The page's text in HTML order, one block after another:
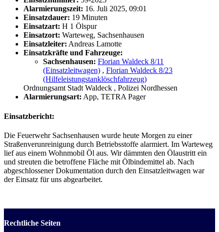
Alarmierungszeit: 16. Juli 2025, 09:01
Einsatzdauer: 19 Minuten
Einsatzart: H 1 Ölspur
Einsatzort: Warteweg, Sachsenhausen
Einsatzleiter: Andreas Lamotte
Einsatzkräfte und Fahrzeuge:
Sachsenhausen: Florian Waldeck 8/11
(Einsatzleitwagen) , Florian Waldeck 8/23
(Hilfeleistungstanklöschfahrzeug)
Ordnungsamt Stadt Waldeck , Polizei Nordhessen
Alarmierungsart: App, TETRA Pager
Einsatzbericht:
Die Feuerwehr Sachsenhausen wurde heute Morgen zu einer
Straßenverunreinigung durch Betriebsstoffe alarmiert. Im Warteweg
lief aus einem Wohnmobil Öl aus. Wir dämmten den Ölaustritt ein
und streuten die betroffene Fläche mit Ölbindemittel ab. Nach
abgeschlossener Dokumentation durch den Einsatzleitwagen war
der Einsatz für uns abgearbeitet.
Rechtliche Seiten